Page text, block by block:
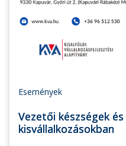
Események
Vezetői készségek és
kisvállalkozásokban